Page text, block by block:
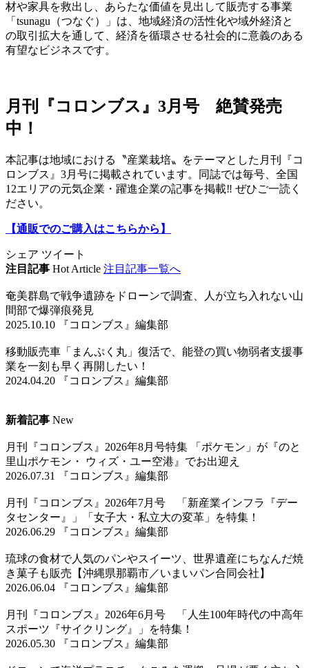
材や家具を救出し、あらたな価値を見出して販売する事業
「tsunagu（つなぐ）」は、地域経済の活性化や域外経済と
の取引拡大を通して、経済を循環させる社会的に意義のある
有望なビジネスです。
月刊『コロンブス』3月号 絶賛発売
中！
本記事は地域における〝産業栽培〟をテーマとした月刊『コ
ロンブス』3月号に掲載されています。同誌では毎号、全国
12エリアの元気企業・躍進企業の記事を掲載‼ ぜひご一読く
ださい。
【通販でのご購入はこちらから】
シェア ツイート
注目記事 Hot Article 注目記事一覧へ
奄美群島で戦争遺跡をドローンで調査、人が立ち入れない山
間部で爆弾痕発見
2025.10.10 『コロンブス』編集部
移動販売車「まんぷく丸」復活で、能登の買い物弱者支援事
業を一刻も早く再開したい！
2024.04.20 『コロンブス』編集部
新着記事 New
月刊『コロンブス』2026年8月号特集 「ポケモン」が『のと
里山ポケモン・ ウィズ・ユー空港』でお出迎え
2026.07.31 『コロンブス』編集部
月刊『コロンブス』2026年7月号 「新産業インフラ『デー
タセンター』」「女子大・私立大の変革」を特集！
2026.06.29 『コロンブス』編集部
琉球の食材で人気のパンやスイーツ、世界遺産にちなんだ焼
き菓子も販売【沖縄県那覇市／いまいパン合同会社】
2026.06.04 『コロンブス』編集部
月刊『コロンブス』2026年6月号 「人生100年時代の中高年
スポーツ『サイクリング』」を特集！
2026.05.30 『コロンブス』編集部